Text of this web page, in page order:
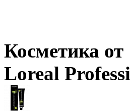
Косметика от
Loreal